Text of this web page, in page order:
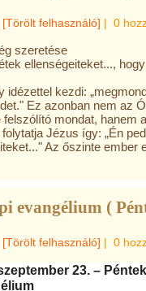
[Törölt felhasználó] | 0
szeretése
ellenségeiteket...,
idézettel kezdi:
Ez azonban nem az
felszólító mondat, hanem
Jézus így: „Én
Az őszinte ember
evangélium (
[Törölt felhasználó] | 0
23. – Péntek